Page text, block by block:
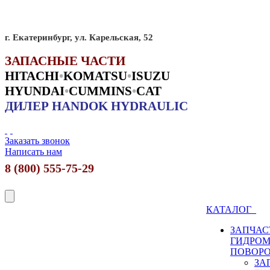
г. Екатеринбург, ул. Карельская, 52
ЗАПАСНЫЕ ЧАСТИ
HITACHI•KOMATSU•ISUZU
HYUNDAI•CUMMINS•CAT
ДИЛЕР HANDOK HYDRAULIC
Заказать звонок
Написать нам
8 (800) 555-75-29
КАТАЛОГ